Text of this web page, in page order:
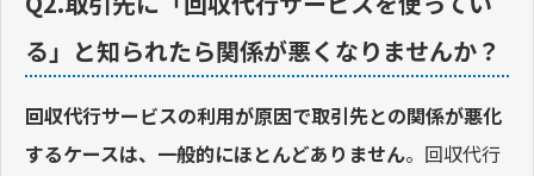
る」と知られたら関係が悪くなりませんか？
回収代行サービスの利用が原因で取引先との関係が悪化
するケースは、一般的にほとんどありません。回収代行